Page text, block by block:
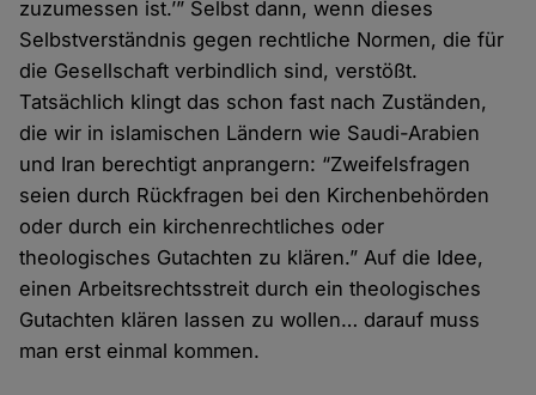
zuzumessen ist.’” Selbst dann, wenn dieses
Selbstverständnis gegen rechtliche Normen, die für
die Gesellschaft verbindlich sind, verstößt.
Tatsächlich klingt das schon fast nach Zuständen,
die wir in islamischen Ländern wie Saudi-Arabien
und Iran berechtigt anprangern: “Zweifelsfragen
seien durch Rückfragen bei den Kirchenbehörden
oder durch ein kirchenrechtliches oder
theologisches Gutachten zu klären.” Auf die Idee,
einen Arbeitsrechtsstreit durch ein theologisches
Gutachten klären lassen zu wollen… darauf muss
man erst einmal kommen.